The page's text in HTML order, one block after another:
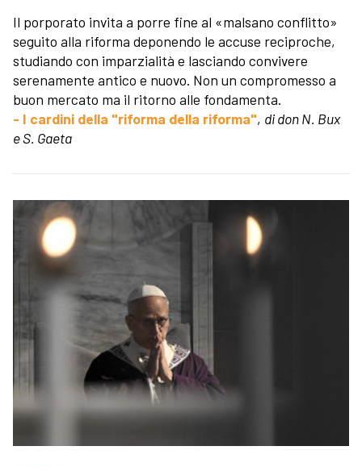
Il porporato invita a porre fine al «malsano conflitto»
seguito alla riforma deponendo le accuse reciproche,
studiando con imparzialità e lasciando convivere
serenamente antico e nuovo. Non un compromesso a
buon mercato ma il ritorno alle fondamenta.
- I cardini della "riforma della riforma", di don N. Bux
e S. Gaeta